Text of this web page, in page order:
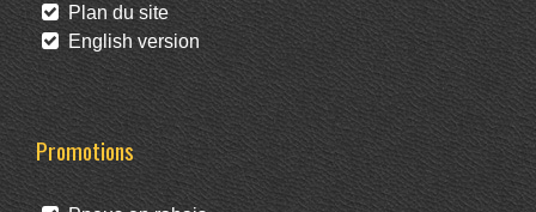
Plan du site
English version
Promotions